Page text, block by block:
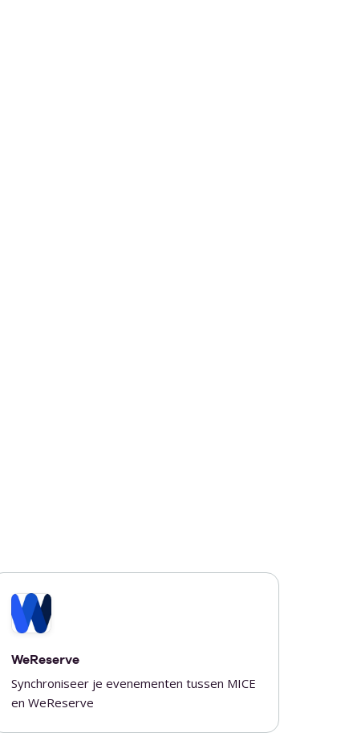
WeReserve
Synchroniseer je evenementen tussen MICE
en WeReserve